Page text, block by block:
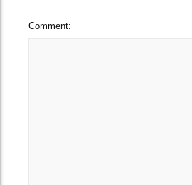
Comment: